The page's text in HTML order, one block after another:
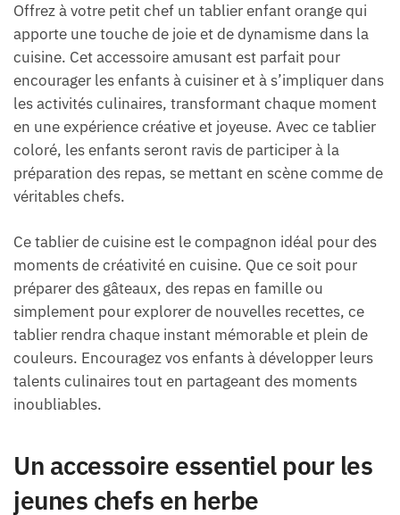
Offrez à votre petit chef un tablier enfant orange qui
apporte une touche de joie et de dynamisme dans la
cuisine. Cet accessoire amusant est parfait pour
encourager les enfants à cuisiner et à s’impliquer dans
les activités culinaires, transformant chaque moment
en une expérience créative et joyeuse. Avec ce tablier
coloré, les enfants seront ravis de participer à la
préparation des repas, se mettant en scène comme de
véritables chefs.
Ce tablier de cuisine est le compagnon idéal pour des
moments de créativité en cuisine. Que ce soit pour
préparer des gâteaux, des repas en famille ou
simplement pour explorer de nouvelles recettes, ce
tablier rendra chaque instant mémorable et plein de
couleurs. Encouragez vos enfants à développer leurs
talents culinaires tout en partageant des moments
inoubliables.
Un accessoire essentiel pour les
jeunes chefs en herbe